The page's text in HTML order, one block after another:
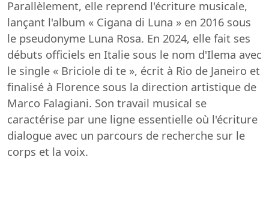
Parallèlement, elle reprend l'écriture musicale,
lançant l'album « Cigana di Luna » en 2016 sous
le pseudonyme Luna Rosa. En 2024, elle fait ses
débuts officiels en Italie sous le nom d'Ilema avec
le single « Briciole di te », écrit à Rio de Janeiro et
finalisé à Florence sous la direction artistique de
Marco Falagiani. Son travail musical se
caractérise par une ligne essentielle où l'écriture
dialogue avec un parcours de recherche sur le
corps et la voix.